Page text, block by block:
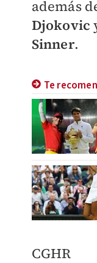
además
Djokovic
Sinner.
Te
CGHR